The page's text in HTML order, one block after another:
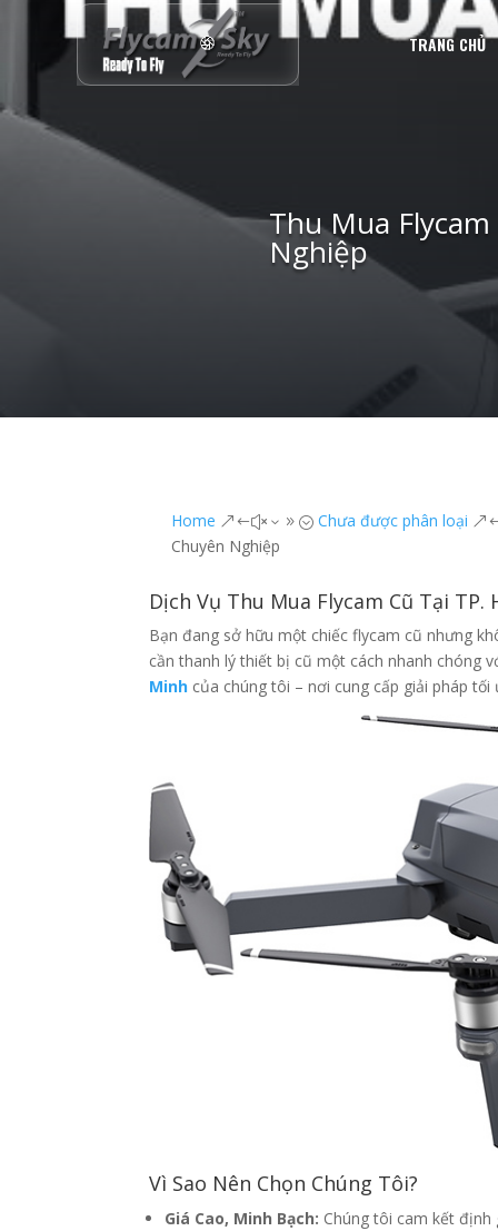
TRANG CHỦ
Thu Mua
Nghiệp
Home &#x39; Chưa được phân loại
Chuyên Nghiệp
Dịch Vụ Thu Mua Flycam Cũ Tại TP.
Bạn đang sở hữu một chiếc flycam cũ nhưng
cần thanh lý thiết bị cũ một cách nhanh chóng
Minh của chúng tôi – nơi cung cấp giải pháp
Vì Sao Nên Chọn Chúng Tôi?
Giá Cao, Minh Bạch: Chúng tôi cam kết